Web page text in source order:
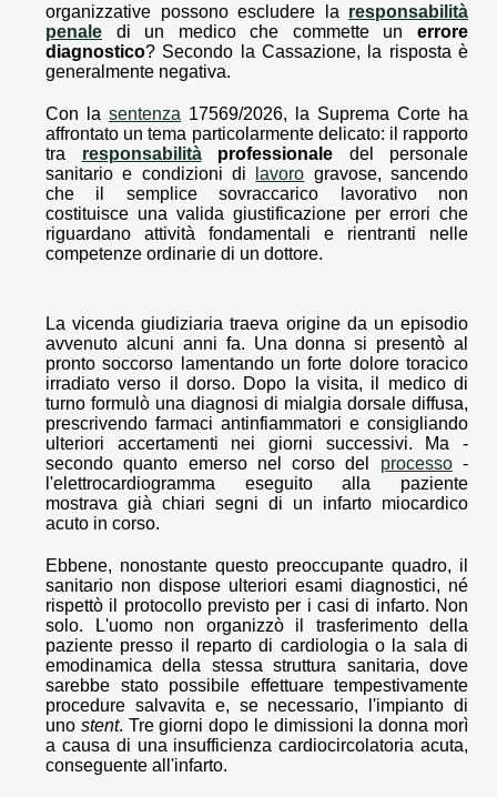
organizzative possono escludere la responsabilità
penale di un medico che commette un errore
diagnostico? Secondo la Cassazione, la risposta è
generalmente negativa.
Con la sentenza 17569/2026, la Suprema Corte ha
affrontato un tema particolarmente delicato: il rapporto
tra responsabilitàprofessionale del personale
sanitario e condizioni di
lavoro gravose, sancendo
che il semplice sovraccarico lavorativo non
costituisce una valida giustificazione per errori che
riguardano attività fondamentali e rientranti nelle
competenze ordinarie di un dottore.
La vicenda giudiziaria traeva origine da un episodio
avvenuto alcuni anni fa. Una donna si presentò al
pronto soccorso lamentando un forte dolore toracico
irradiato verso il dorso. Dopo la visita, il medico di
turno formulò una diagnosi di mialgia dorsale diffusa,
prescrivendo farmaci antinfiammatori e consigliando
ulteriori accertamenti nei giorni successivi. Ma -
secondo quanto emerso nel corso del processo-
l'elettrocardiogramma eseguito alla paziente
mostrava già chiari segni di un infarto miocardico
acuto in corso.
Ebbene, nonostante questo preoccupante quadro, il
sanitario non dispose ulteriori esami diagnostici, né
rispettò il protocollo previsto per i casi di infarto. Non
solo. L'uomo non organizzò il trasferimento della
paziente presso il reparto di cardiologia o la sala di
emodinamica della stessa struttura sanitaria, dove
sarebbe stato possibile effettuare tempestivamente
procedure salvavita e, se necessario, l'impianto di
uno stent. Tre giorni dopo le dimissioni la donna morì
a causa di una insufficienza cardiocircolatoria acuta,
conseguente all'infarto.